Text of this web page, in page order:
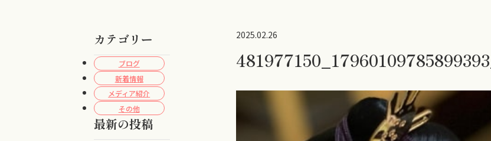
カテゴリー
ブログ
新着情報
メディア紹介
その他
最新の投稿
2025.02.26